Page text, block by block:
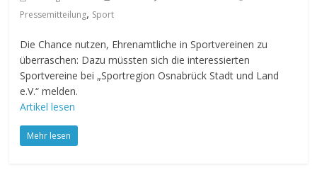
Pressemitteilung, Sport
Die Chance nutzen, Ehrenamtliche in Sportvereinen zu
überraschen: Dazu müssten sich die interessierten
Sportvereine bei „Sportregion Osnabrück Stadt und Land
e.V.“ melden.
Artikel lesen
Mehr lesen